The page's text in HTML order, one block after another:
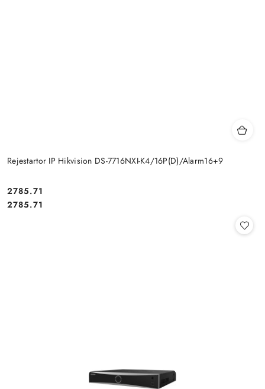
Rejestartor IP Hikvision DS-7716NXI-K4/16P(D)/Alarm16+9
Cena:
2785.71
Cena:
2785.71